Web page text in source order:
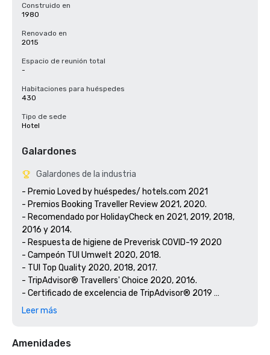
Construido en
1980
Renovado en
2015
Espacio de reunión total
-
Habitaciones para huéspedes
430
Tipo de sede
Hotel
Galardones
Galardones de la industria
- Premio Loved by huéspedes/ hotels.com 2021
- Premios Booking Traveller Review 2021, 2020.
- Recomendado por HolidayCheck en 2021, 2019, 2018,
2016 y 2014.
- Respuesta de higiene de Preverisk COVID-19 2020
- Campeón TUI Umwelt 2020, 2018.
- TUI Top Quality 2020, 2018, 2017.
- TripAdvisor® Travellers' Choice 2020, 2016.
- Certificado de excelencia de TripAdvisor® 2019
- Premio Travelife Gold
Leer más
Amenidades